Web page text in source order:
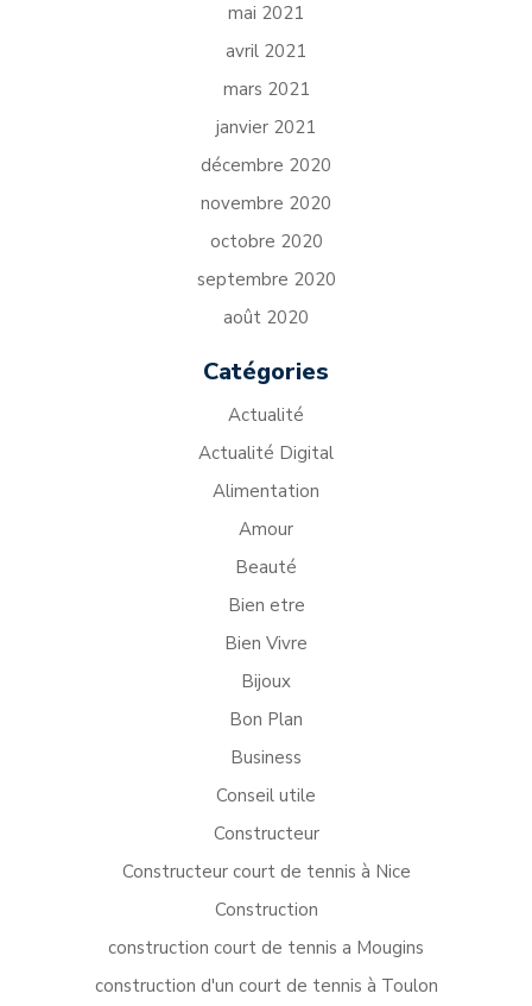
mai 2021
avril 2021
mars 2021
janvier 2021
décembre 2020
novembre 2020
octobre 2020
septembre 2020
août 2020
Catégories
Actualité
Actualité Digital
Alimentation
Amour
Beauté
Bien etre
Bien Vivre
Bijoux
Bon Plan
Business
Conseil utile
Constructeur
Constructeur court de tennis à Nice
Construction
construction court de tennis a Mougins
construction d'un court de tennis à Toulon